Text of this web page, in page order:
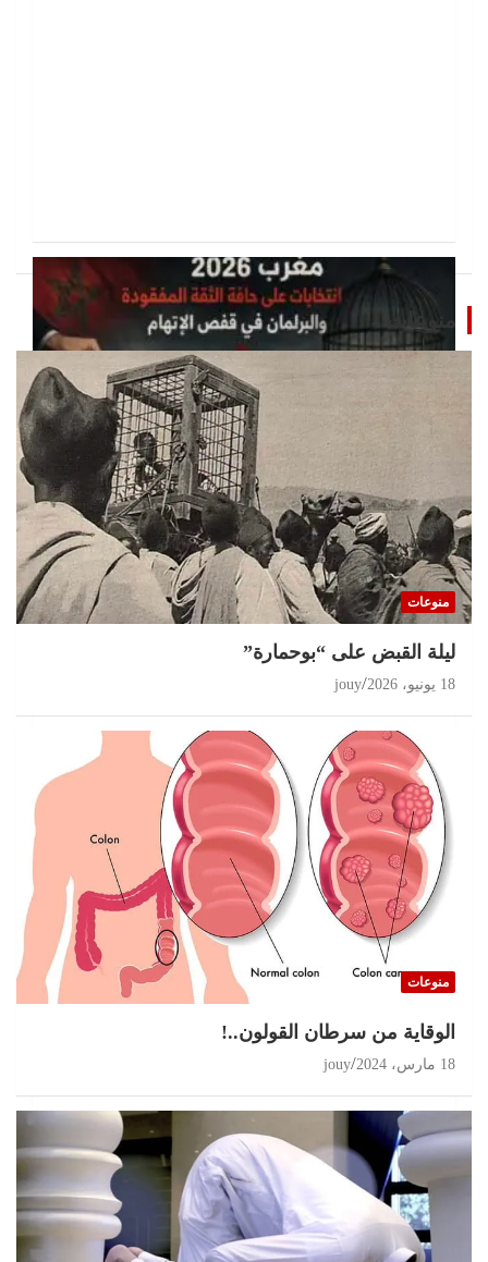
تحقيقات
مغرب 2026 انتخابات على حافة الثقة المفقودة و
البرلمان في قفص الإتهام
jouy
منوعات
منوعات
ليلة القبض على “بوحمارة”
18 يونيو، 2026 jouy
منوعات
الوقاية من سرطان القولون..!
18 مارس، 2024 jouy